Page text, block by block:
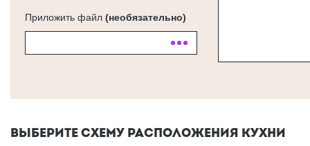
Приложить файл (необязательно)
ВЫБЕРИТЕ СХЕМУ РАСПОЛОЖЕНИЯ КУХНИ